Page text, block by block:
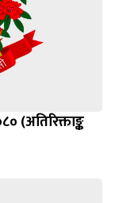
(अतिरिक्ताङ्क